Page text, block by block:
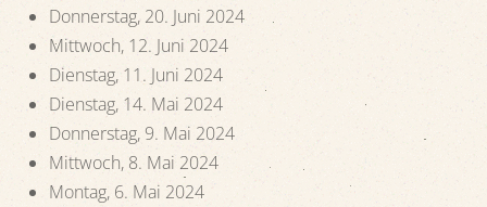
Donnerstag, 20. Juni 2024
Mittwoch, 12. Juni 2024
Dienstag, 11. Juni 2024
Dienstag, 14. Mai 2024
Donnerstag, 9. Mai 2024
Mittwoch, 8. Mai 2024
Montag, 6. Mai 2024